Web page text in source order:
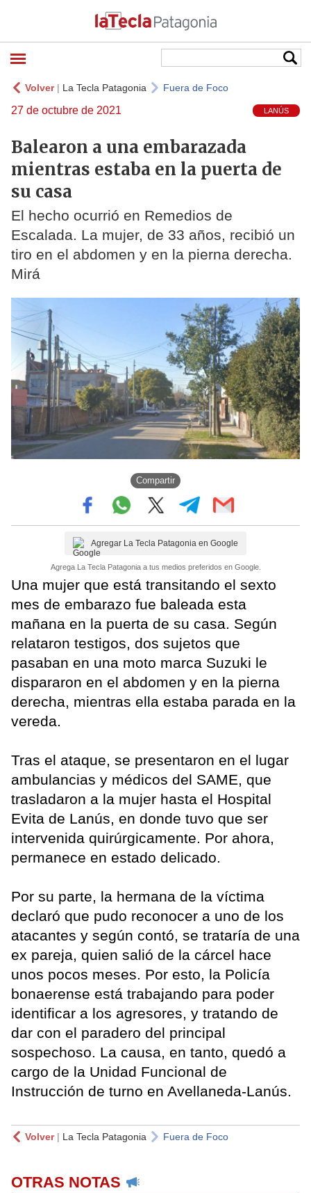
Volver| La Tecla Patagonia Fuera de Foco
27 de octubre de 2021 LANÚS
Balearon a una embarazada
mientras estaba en la puerta de
su casa
El hecho ocurrió en Remedios de
Escalada. La mujer, de 33 años, recibió un
tiro en el abdomen y en la pierna derecha.
Mirá
Compartir
Agregar La Tecla Patagonia en Google
Agrega La Tecla Patagonia a tus medios preferidos en Google.
Una mujer que está transitando el sexto
mes de embarazo fue baleada esta
mañana en la puerta de su casa. Según
relataron testigos, dos sujetos que
pasaban en una moto marca Suzuki le
dispararon en el abdomen y en la pierna
derecha, mientras ella estaba parada en la
vereda.
Tras el ataque, se presentaron en el lugar
ambulancias y médicos del SAME, que
trasladaron a la mujer hasta el Hospital
Evita de Lanús, en donde tuvo que ser
intervenida quirúrgicamente. Por ahora,
permanece en estado delicado.
Por su parte, la hermana de la víctima
declaró que pudo reconocer a uno de los
atacantes y según contó, se trataría de una
ex pareja, quien salió de la cárcel hace
unos pocos meses. Por esto, la Policía
bonaerense está trabajando para poder
identificar a los agresores, y tratando de
dar con el paradero del principal
sospechoso. La causa, en tanto, quedó a
cargo de la Unidad Funcional de
Instrucción de turno en Avellaneda-Lanús.
Volver| La Tecla Patagonia Fuera de Foco
OTRAS NOTAS